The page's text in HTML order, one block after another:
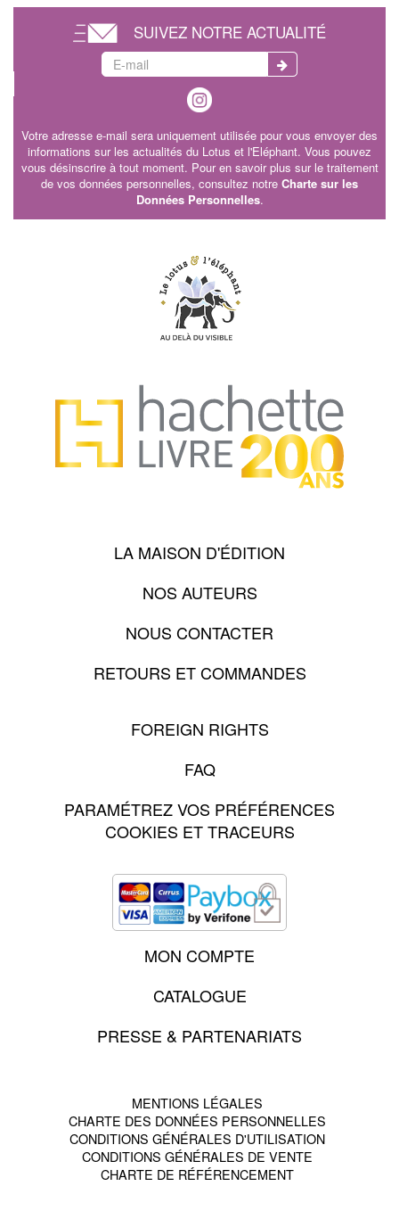
SUIVEZ NOTRE ACTUALITÉ
Votre adresse e-mail sera uniquement utilisée pour vous envoyer des
informations sur les actualités du Lotus et l'Eléphant. Vous pouvez
vous désinscrire à tout moment. Pour en savoir plus sur le traitement
de vos données personnelles, consultez notre Charte sur les
Données Personnelles.
LA MAISON D'ÉDITION
NOS AUTEURS
NOUS CONTACTER
RETOURS ET COMMANDES
FOREIGN RIGHTS
FAQ
PARAMÉTREZ VOS PRÉFÉRENCES
COOKIES ET TRACEURS
MON COMPTE
CATALOGUE
PRESSE & PARTENARIATS
MENTIONS LÉGALES
CHARTE DES DONNÉES PERSONNELLES
CONDITIONS GÉNÉRALES D'UTILISATION
CONDITIONS GÉNÉRALES DE VENTE
CHARTE DE RÉFÉRENCEMENT